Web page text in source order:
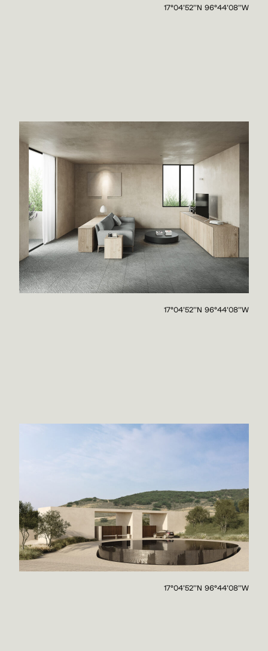
17°04'52''N 96°44'08''W
17°04'52''N 96°44'08''W
17°04'52''N 96°44'08''W